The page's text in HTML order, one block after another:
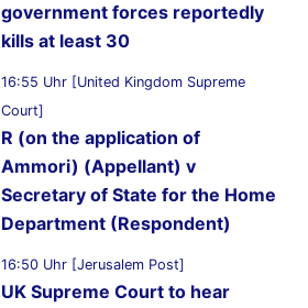
government forces reportedly
kills at least 30
16:55 Uhr [United Kingdom Supreme
Court]
R (on the application of
Ammori) (Appellant) v
Secretary of State for the Home
Department (Respondent)
16:50 Uhr [Jerusalem Post]
UK Supreme Court to hear